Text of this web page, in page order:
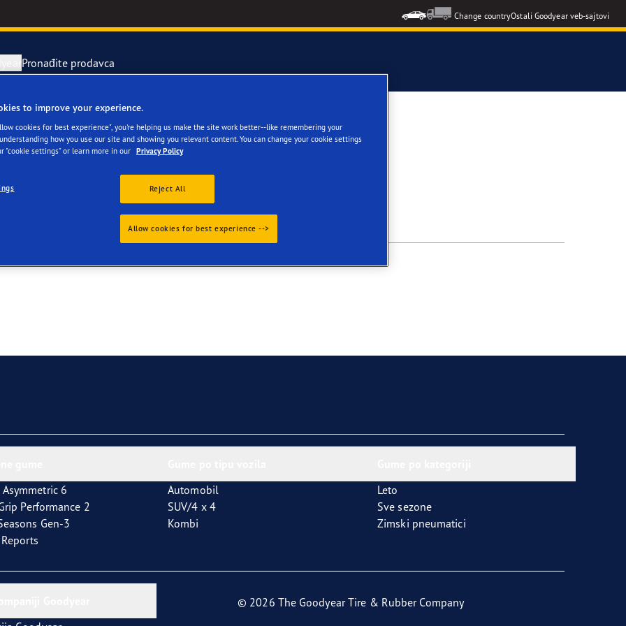
Change countryOstali Goodyear veb-sajtovi
i zamena pneumatika
4Seasons GEN-3
Pronađite prodavca
Asymmetric 6
Performance 2
Gen-3
Automobil
SUV/4 x 4
Kombi
Leto
Sve sezone
Zimski pneumatici
© 2026 The Goodyear Tire & Rubber Company
to improve your experience.
cookies for best experience", you're helping us make the site work better--like remembering your
how you use our site and showing you relevant content. You can change your cookie settings
"cookie settings" or learn more in our Privacy Policy
Reject All
Allow cookies for best experience -->